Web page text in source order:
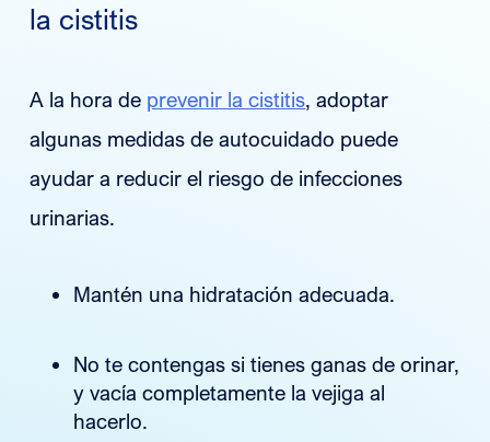
la cistitis
A la hora de prevenir la cistitis, adoptar
algunas medidas de autocuidado puede
ayudar a reducir el riesgo de infecciones
urinarias.
Mantén una hidratación adecuada.
No te contengas si tienes ganas de orinar,
y vacía completamente la vejiga al
hacerlo.